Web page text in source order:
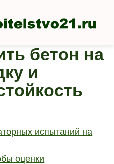
бетон на
и
испытаний на
оценки